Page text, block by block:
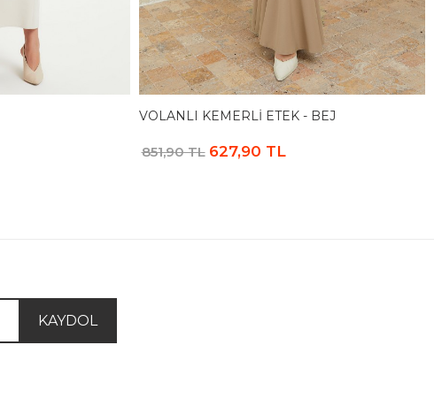
VOLANLI KEMERLI ETEK - BEJ
851,90 TL 627,90 TL
KAYDOL